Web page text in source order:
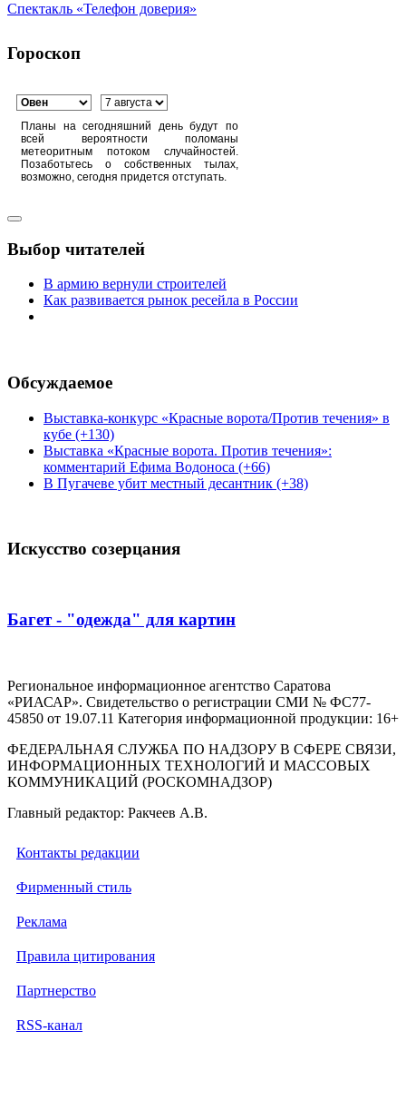
Спектакль «Телефон доверия»
Гороскоп
Планы на сегодняшний день будут по
всей вероятности поломаны
метеоритным потоком случайностей.
Позаботьтесь о собственных тылах,
возможно, сегодня придется отступать.
Выбор читателей
В армию вернули строителей
Как развивается рынок ресейла в России
Обсуждаемое
Выставка-конкурс «Красные ворота/Против течения» в
кубе (+130)
Выставка «Красные ворота. Против течения»:
комментарий Ефима Водоноса (+66)
В Пугачеве убит местный десантник (+38)
Искусство созерцания
Багет - "одежда" для картин
Региональное информационное агентство Саратова
«РИАСАР». Свидетельство о регистрации СМИ № ФС77-
45850 от 19.07.11 Категория информационной продукции: 16+
ФЕДЕРАЛЬНАЯ СЛУЖБА ПО НАДЗОРУ В СФЕРЕ СВЯЗИ,
ИНФОРМАЦИОННЫХ ТЕХНОЛОГИЙ И МАССОВЫХ
КОММУНИКАЦИЙ (РОСКОМНАДЗОР)
Главный редактор: Ракчеев А.В.
Контакты редакции
Фирменный стиль
Реклама
Правила цитирования
Партнерство
RSS-канал